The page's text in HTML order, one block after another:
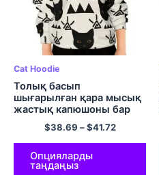
Cat Hoodie
Толық басып
шығарылған қара мысық
жастық капюшоны бар
полиэфирлі футболка
Қыздар мен ұлдарға
арналған жұмсақ әрі
ыңғайлы мысық
капюшондары
$38.69 –$41.72
Опцияларды
таңдаңыз